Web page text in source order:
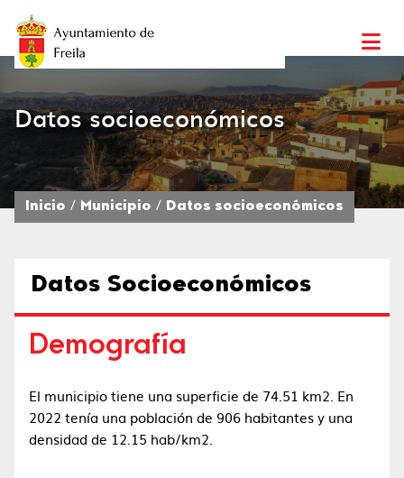
Datos socioeconómicos
Inicio Municipio Datos socioeconómicos
Datos Socioeconómicos
Demografía
El municipio tiene una superficie de 74.51 km2.​ En
2022 tenía una población de 906 habitantes​ y una
densidad de 12.15 hab/km2.